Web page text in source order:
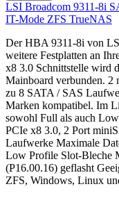
LSI Broadcom 9311-8i
IT-Mode ZFS TrueNAS
Der HBA 9311-8i von
weitere Festplatten an
x8 3.0 Schnittstelle wird
Mainboard verbunden. 2
zu 8 SATA / SAS
Marken kompatibel. Im
sowohl Full als auch
PCIe x8 3.0, 2 Port
Laufwerke Maximale
Low Profile Slot-Bleche
(P16.00.16) geflasht
ZFS, Windows, Linux